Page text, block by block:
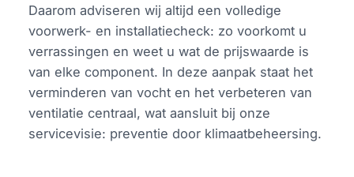
Daarom adviseren wij altijd een volledige
voorwerk- en installatiecheck: zo voorkomt u
verrassingen en weet u wat de prijswaarde is
van elke component. In deze aanpak staat het
verminderen van vocht en het verbeteren van
ventilatie centraal, wat aansluit bij onze
servicevisie: preventie door klimaatbeheersing.